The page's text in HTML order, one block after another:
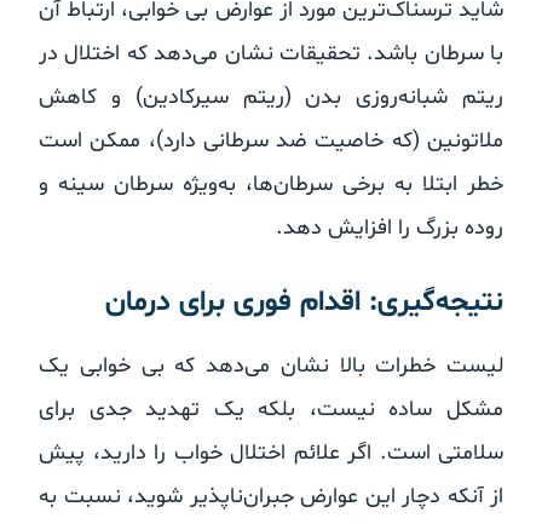
شاید ترسناک‌ترین مورد از عوارض بی خوابی، ارتباط آن
با سرطان باشد. تحقیقات نشان می‌دهد که اختلال در
ریتم شبانه‌روزی بدن (ریتم سیرکادین) و کاهش
ملاتونین (که خاصیت ضد سرطانی دارد)، ممکن است
خطر ابتلا به برخی سرطان‌ها، به‌ویژه سرطان سینه و
روده بزرگ را افزایش دهد.
نتیجه‌گیری: اقدام فوری برای درمان
لیست خطرات بالا نشان می‌دهد که بی خوابی یک
مشکل ساده نیست، بلکه یک تهدید جدی برای
سلامتی است. اگر علائم اختلال خواب را دارید، پیش
از آنکه دچار این عوارض جبران‌ناپذیر شوید، نسبت به